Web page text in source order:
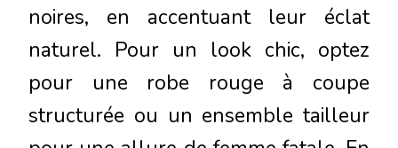
noires, en accentuant leur éclat
naturel. Pour un look chic, optez
pour une robe rouge à coupe
structurée ou un ensemble tailleur